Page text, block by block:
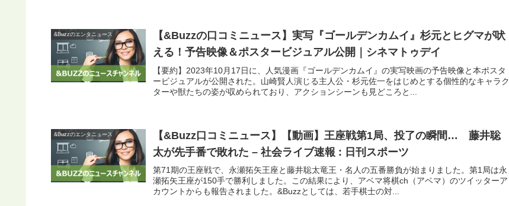
&Buzzのエンタニュース
【&Buzzの口コミニュース】実写『ゴールデンカムイ』杉元とヒグマが吠
える！予告映像＆ポスタービジュアル公開｜シネマトゥデイ
【要約】2023年10月17日に、人気漫画『ゴールデンカムイ』の実写映画の予告映像と本ポスタ
ービジュアルが公開された。山崎賢人演じる主人公・杉元佐一をはじめとする個性的なキャラク
ターや獣たちの姿が収められており、アクションシーンも見どころと...
&Buzzのエンタニュース
【&Buzz口コミニュース】【動画】王座戦第1局、投了の瞬間… 藤井聡
太が先手番で敗れた – 社会ライブ速報 : 日刊スポーツ
第71期の王座戦で、永瀬拓矢王座と藤井聡太竜王・名人の五番勝負が始まりました。第1局は永
瀬拓矢王座が150手で勝利しました。この結果により、アベマ将棋ch（アベマ）のツイッターア
カウントからも報告されました。&Buzzとしては、若手棋士の対...